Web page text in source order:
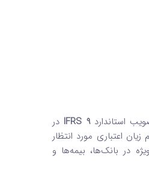
استانداردIFRS 9 در
اعتباری مورد انتظار
در بانک‌ها، بیمه‌ها و